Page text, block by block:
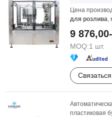
Цена
для розлива,
9
MOQ:1 шт.
пластиковая